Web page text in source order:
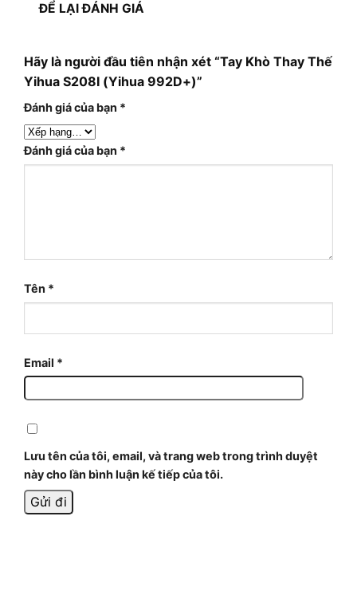
ĐỂ LẠI ĐÁNH GIÁ
Hãy là người đầu tiên nhận xét “Tay Khò Thay Thế
Yihua S208I (Yihua 992D+)”
Đánh giá của bạn *
Đánh giá của bạn *
Tên *
Email *
Lưu tên của tôi, email, và trang web trong trình duyệt
này cho lần bình luận kế tiếp của tôi.